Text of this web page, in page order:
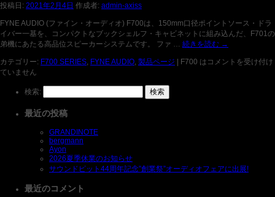
投稿日: 2021年2月4日 作成者: admin-axiss
FYNE AUDIO (ファイン・オーディオ) F700は、150mm口径ポイントソース・ドラ
イバー一基を、コンパクトなブックシェルフ・キャビネットに組み込んだ、F701の
弟機にあたる高品位スピーカーシステムです。 ファ … 続きを読む →
カテゴリー: F700 SERIES, FYNE AUDIO, 製品ページ F700 は コメントを受け付け
ていません
検索:
最近の投稿
GRANDINOTE
bergmann
Ayon
2026夏季休業のお知らせ
サウンドピット44周年記念”創業祭”オーディオフェアに出展!
最近のコメント